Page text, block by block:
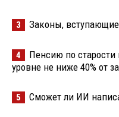
3 Законы, вступающие
4
Пенсию по
уровне не ниже 40% от
5 Сможет ли ИИ